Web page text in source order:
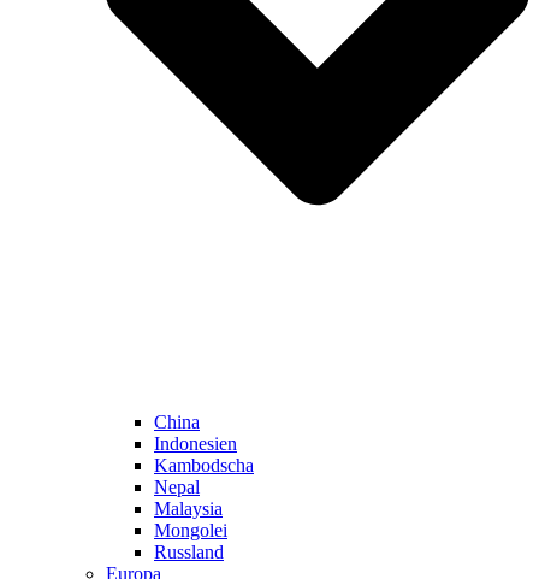
China
Indonesien
Kambodscha
Nepal
Malaysia
Mongolei
Russland
Europa